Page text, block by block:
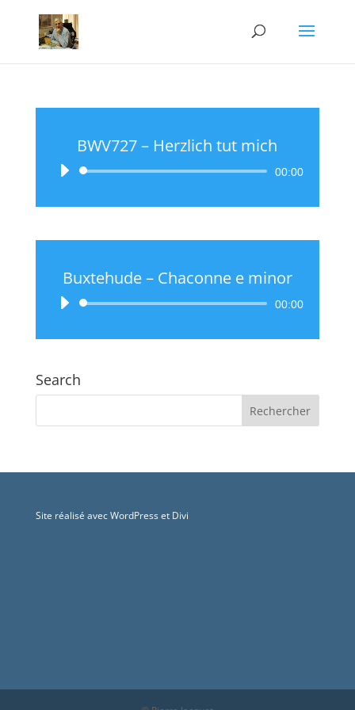
BWV727 – Herzlich tut mich
Lecteur
00:00
Buxtehude – Chaconne e minor
Lecteur
00:00
Search
Site réalisé avec WordPress et Divi